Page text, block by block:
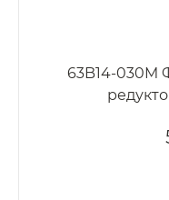
63B14-030M